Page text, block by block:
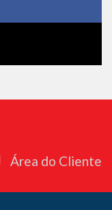
Área do Cliente